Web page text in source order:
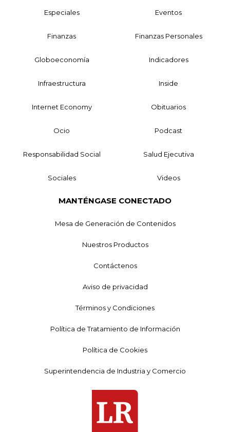
Especiales Eventos
Finanzas Finanzas Personales
Globoeconomía Indicadores
Infraestructura Inside
Internet Economy Obituarios
Ocio Podcast
Responsabilidad Social Salud Ejecutiva
Sociales Videos
MANTÉNGASE CONECTADO
Mesa de Generación de Contenidos
Nuestros Productos
Contáctenos
Aviso de privacidad
Términos y Condiciones
Política de Tratamiento de Información
Política de Cookies
Superintendencia de Industria y Comercio